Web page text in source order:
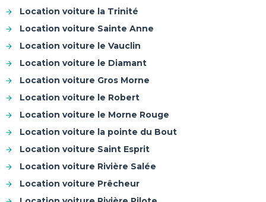
Location voiture la Trinité
Location voiture Sainte Anne
Location voiture le Vauclin
Location voiture le Diamant
Location voiture Gros Morne
Location voiture le Robert
Location voiture le Morne Rouge
Location voiture la pointe du Bout
Location voiture Saint Esprit
Location voiture Rivière Salée
Location voiture Prêcheur